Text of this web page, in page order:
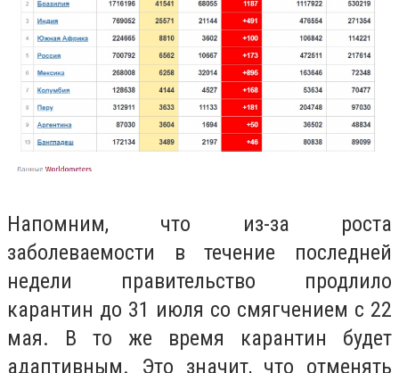
Напомним, что из-за роста
заболеваемости в течение последней
недели правительство продлило
карантин до 31 июля со смягчением с 22
мая. В то же время карантин будет
адаптивным. Это значит, что отменять